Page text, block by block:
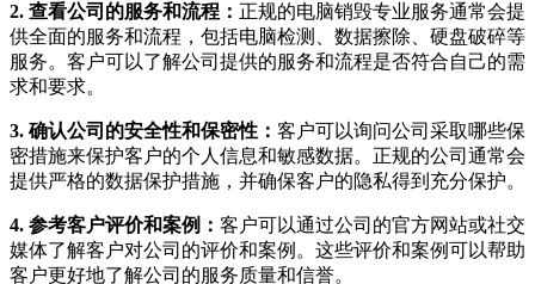
2. 查看公司的服务和流程： 正规的电脑销毁专业服务通常会提
供全面的服务和流程，包括电脑检测、数据擦除、硬盘破碎等
服务。客户可以了解公司提供的服务和流程是否符合自己的需
求和要求。
3. 确认公司的安全性和保密性： 客户可以询问公司采取哪些保
密措施来保护客户的个人信息和敏感数据。正规的公司通常会
提供严格的数据保护措施，并确保客户的隐私得到充分保护。
4. 参考客户评价和案例： 客户可以通过公司的官方网站或社交
媒体了解客户对公司的评价和案例。这些评价和案例可以帮助
客户更好地了解公司的服务质量和信誉。